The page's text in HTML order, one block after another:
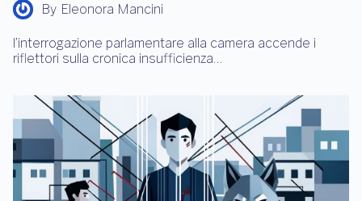
By Eleonora Mancini
l’interrogazione parlamentare alla camera accende i
riflettori sulla cronica insufficienza…